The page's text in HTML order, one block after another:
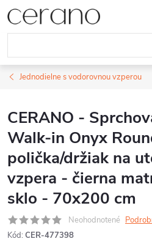
Prejsť
na
obsah
Jednodielne s vodorovnou vzperou
CERANO -
Walk-in Onyx
polička/držiak na
vzpera - čierna
sklo - 70x200 cm
Neohodnotené
Kód: CER-477398